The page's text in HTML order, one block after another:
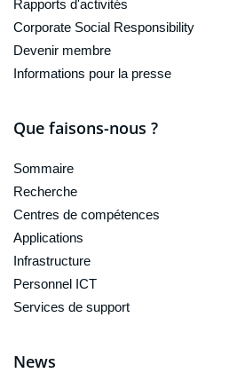
Rapports d'activités
Corporate Social Responsibility
Devenir membre
Informations pour la presse
Que faisons-nous ?
Sommaire
Recherche
Centres de compétences
Applications
Infrastructure
Personnel ICT
Services de support
News